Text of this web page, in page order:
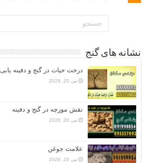
نشانه های گنج
درخت حیات در گنج و دفینه یابی
می 20, 2026
نقش مورچه در گنج و دفینه
می 20, 2026
علامت جوغن
می 20, 2026